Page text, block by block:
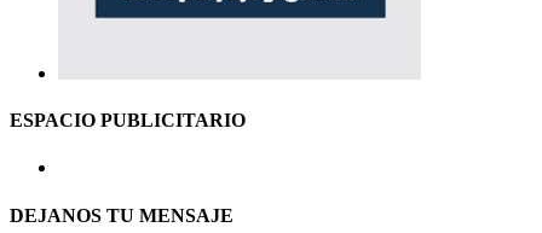
ESPACIO PUBLICITARIO
DEJANOS TU MENSAJE